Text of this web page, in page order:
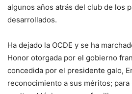
algunos años atrás del club de los
desarrollados.
Ha dejado la OCDE y se ha
Honor otorgada por el gobierno
concedida por el presidente galo,
reconocimiento a sus méritos;